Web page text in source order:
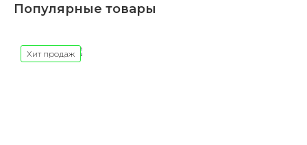
Популярные товары
Хит продаж